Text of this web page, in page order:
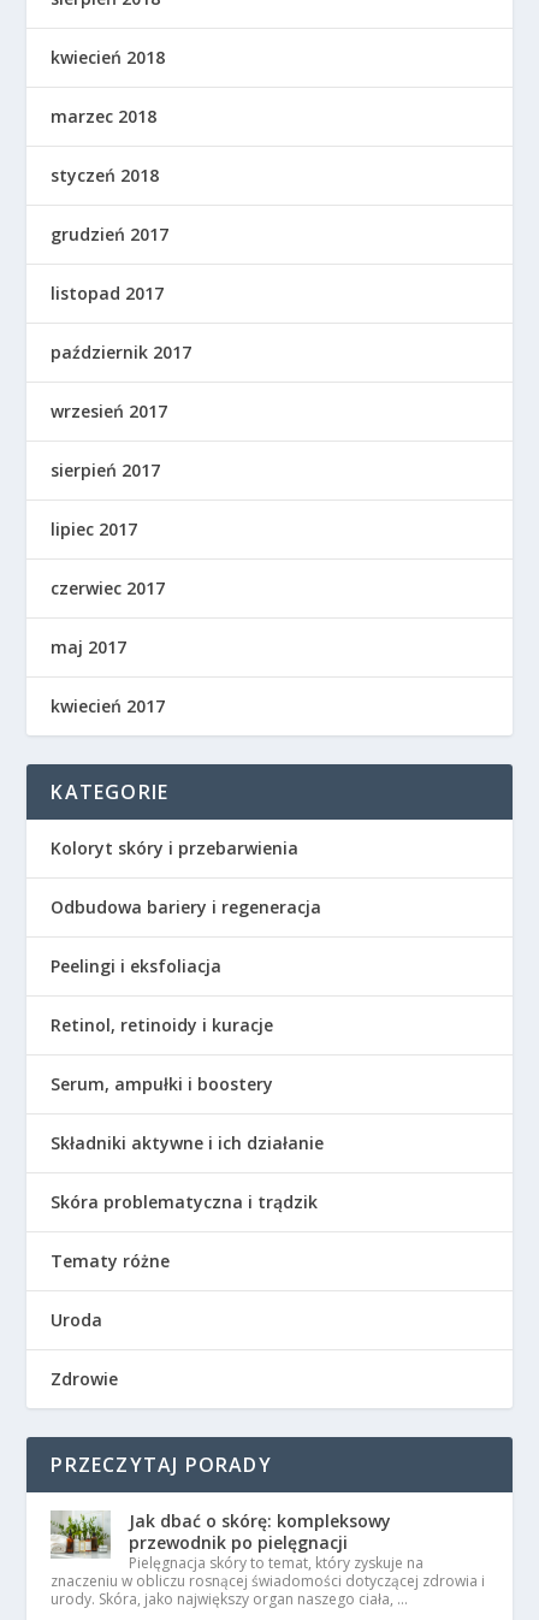
kwiecień 2018
marzec 2018
styczeń 2018
grudzień 2017
listopad 2017
październik 2017
wrzesień 2017
sierpień 2017
lipiec 2017
czerwiec 2017
maj 2017
kwiecień 2017
KATEGORIE
Koloryt skóry i przebarwienia
Odbudowa bariery i regeneracja
Peelingi i eksfoliacja
Retinol, retinoidy i kuracje
Serum, ampułki i boostery
Składniki aktywne i ich działanie
Skóra problematyczna i trądzik
Tematy różne
Uroda
Zdrowie
PRZECZYTAJ PORADY
Jak dbać o skórę: kompleksowy
przewodnik po pielęgnacji
Pielęgnacja skóry to temat, który zyskuje na
znaczeniu w obliczu rosnącej świadomości dotyczącej zdrowia i
urody. Skóra, jako największy organ naszego ciała, …